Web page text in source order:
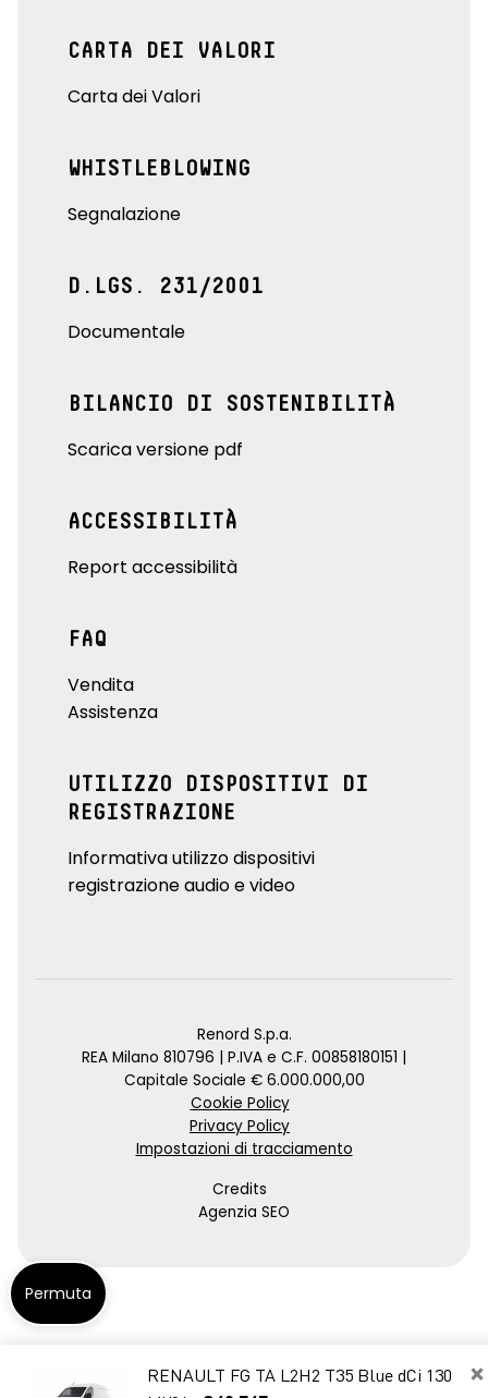
×
RENAULT FG TA L2H2 T35 Blue dCi 130
CARTA DEI VALORI
Carta dei Valori
WHISTLEBLOWING
Segnalazione
D.LGS. 231/2001
Documentale
BILANCIO DI SOSTENIBILITÀ
Scarica versione pdf
ACCESSIBILITÀ
Report accessibilità
FAQ
Vendita
Assistenza
UTILIZZO DISPOSITIVI DI
REGISTRAZIONE
Informativa utilizzo dispositivi
registrazione audio e video
Renord S.p.a.
REA Milano 810796 | P.IVA e C.F. 00858180151 |
Capitale Sociale € 6.000.000,00
Cookie Policy
Privacy Policy
Impostazioni di tracciamento
Credits
Agenzia SEO
Permuta